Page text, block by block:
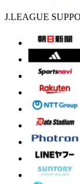
J.LEAGUE